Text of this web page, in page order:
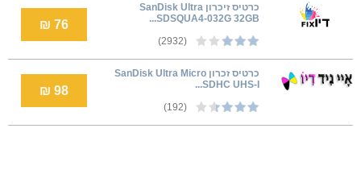
כרטיס זיכרון SanDisk Ultra
SDSQUA4-032G 32GB...
(2932)
76 ₪
כרטיס זכרון SanDisk Ultra Micro
SDHC UHS-I...
(192)
98 ₪